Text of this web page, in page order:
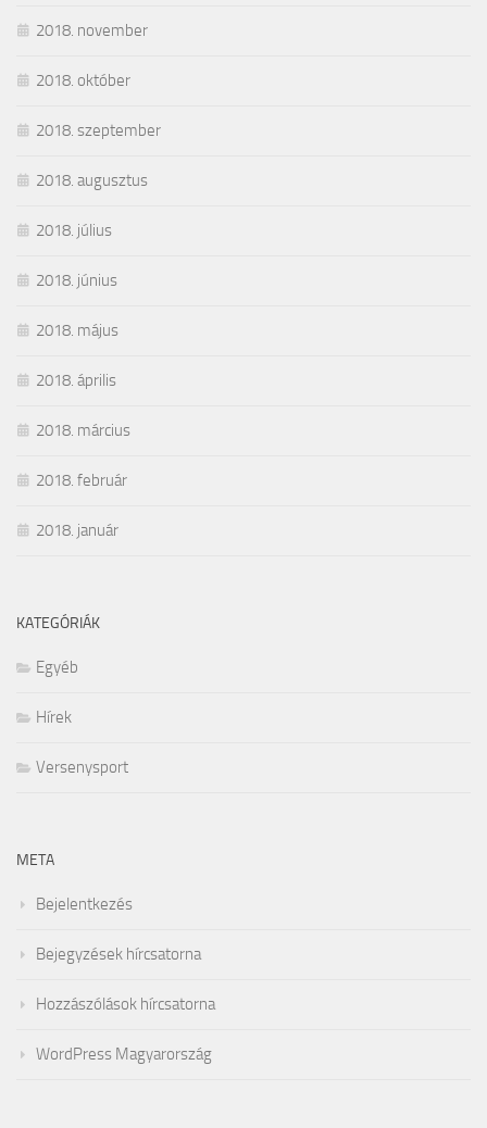
2018. november
2018. október
2018. szeptember
2018. augusztus
2018. július
2018. június
2018. május
2018. április
2018. március
2018. február
2018. január
KATEGÓRIÁK
Egyéb
Hírek
Versenysport
META
Bejelentkezés
Bejegyzések hírcsatorna
Hozzászólások hírcsatorna
WordPress Magyarország